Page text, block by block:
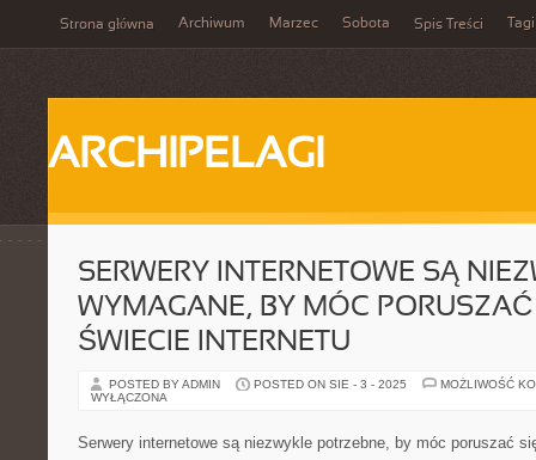
Strona główna Archiwum Marzec Sobota Spis Treści Tagi
ARCHIPELAGI
SERWERY INTERNETOWE SĄ
WYMAGANE, BY MÓC
ŚWIECIE INTERNETU
POSTED BY ADMIN POSTED ON SIE - 3 - 2025
MOŻLIWOŚĆ
WYŁĄCZONA
Serwery internetowe są niezwykle potrzebne, by móc poruszać